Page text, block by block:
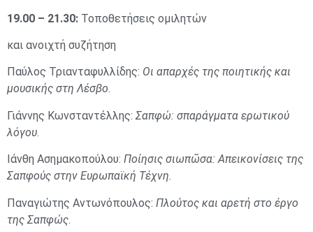
19.00 – 21.30: Τοποθετήσεις ομιλητών
και ανοιχτή συζήτηση
Παύλος Τριανταφυλλίδης: Οι απαρχές της ποιητικής και
μουσικής στη Λέσβο.
Γιάννης Κωνσταντέλλης: Σαπφώ: σπαράγματα ερωτικού
λόγου.
Ιάνθη Ασημακοπούλου: Ποίησις σιωπῶσα: Απεικονίσεις της
Σαπφούς στην Ευρωπαϊκή Τέχνη.
Παναγιώτης Αντωνόπουλος: Πλούτος και αρετή στο έργο
της Σαπφώς.